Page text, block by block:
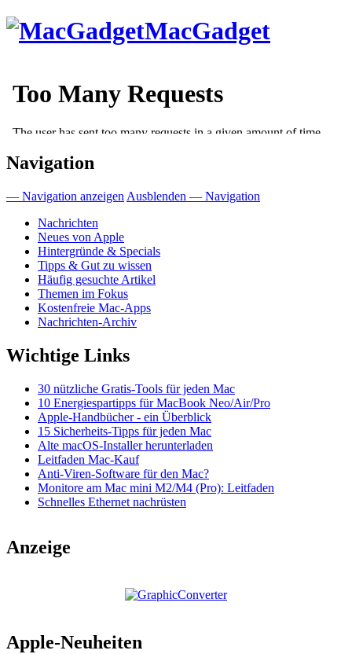
Direkt
zum
MacGadget
Navigation
— Navigation anzeigen Ausblenden — Navigation
Nachrichten
Neues von Apple
Hintergründe & Specials
Tipps & Gut zu wissen
Häufig gesuchte Artikel
Themen im Fokus
Kostenfreie Mac-Apps
Nachrichten-Archiv
Wichtige Links
30 nützliche Gratis-Tools für jeden Mac
10 Energiespartipps für MacBook Neo/Air/Pro
Apple-Handbücher - ein Überblick
15 Sicherheits-Tipps für jeden Mac
Alte macOS-Installer herunterladen
Leitfaden Mac-Kauf
Anti-Viren-Software für den Mac?
Monitore am Mac mini M2/M4 (Pro): Leitfaden
Schnelles Ethernet nachrüsten
Anzeige
Apple-Neuheiten